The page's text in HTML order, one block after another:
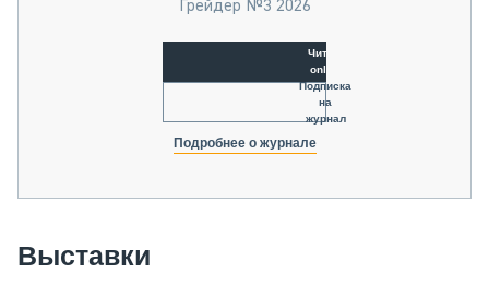
Грейдер №3 2026
Читать
online
Подписка
на
журнал
Подробнее о журнале
Выставки